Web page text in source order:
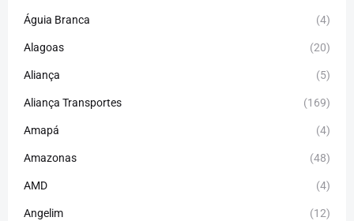
Águia Branca (4)
Alagoas (20)
Aliança (5)
Aliança Transportes (169)
Amapá (4)
Amazonas (48)
AMD (4)
Angelim (12)